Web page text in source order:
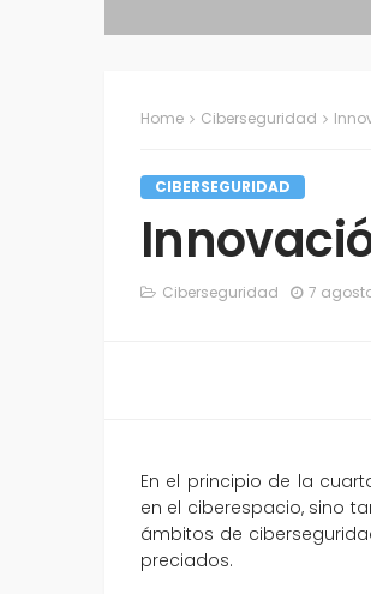
Home Ciberseguridad
CIBERSEGURIDAD
Ciberseguridad 7
En el principio de la
en el ciberespacio, sino
ámbitos de
preciados.